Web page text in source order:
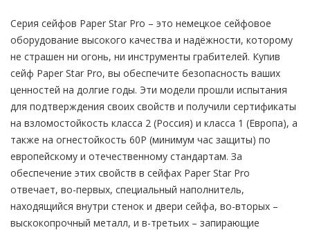
Серия сейфов Paper Star Pro – это немецкое сейфовое
оборудование высокого качества и надёжности, которому
не страшен ни огонь, ни инструменты грабителей. Купив
сейф Paper Star Pro, вы обеспечите безопасность ваших
ценностей на долгие годы. Эти модели прошли испытания
для подтверждения своих свойств и получили сертификаты
на взломостойкость класса 2 (Россия) и класса 1 (Европа), а
также на огнестойкость 60P (минимум час защиты) по
европейскому и отечественному стандартам. За
обеспечение этих свойств в сейфах Paper Star Pro
отвечает, во-первых, специальный наполнитель,
находящийся внутри стенок и двери сейфа, во-вторых –
выскокопрочный металл, и в-третьих – запирающие